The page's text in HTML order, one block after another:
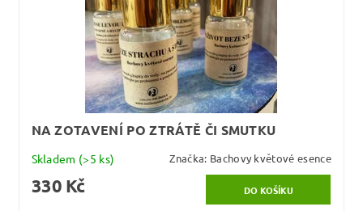
NA ZOTAVENÍ PO ZTRÁTĚ ČI SMUTKU
Skladem (>5 ks) Značka: Bachovy květové esence
330 Kč